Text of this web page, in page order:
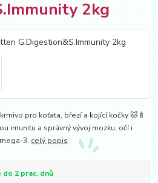
2kg
pro koťata, březí a kojící kočky 🐱🍼
imunitu a správný vývoj mozku, očí i
3. celý popis
2 prac. dnů